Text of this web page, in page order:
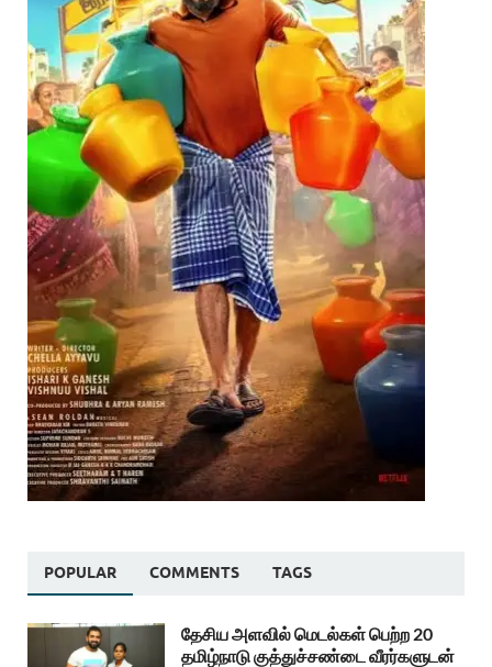
POPULAR COMMENTS TAGS
தேசிய அளவில் மெடல்கள் பெற்ற 20
தமிழ்நாடு குத்துச்சண்டை வீரர்களுடன்